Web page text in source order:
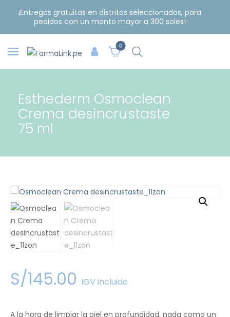
¡Entregas gratuitas en distritos seleccionados, para
pedidos con un monto mayor a 300 soles!
0
Esthederm Osmoclean
Crema desincrustaste
75 ml
S/145.00 IGV incluido
A la hora de limpiar la piel en profundidad, nada como un